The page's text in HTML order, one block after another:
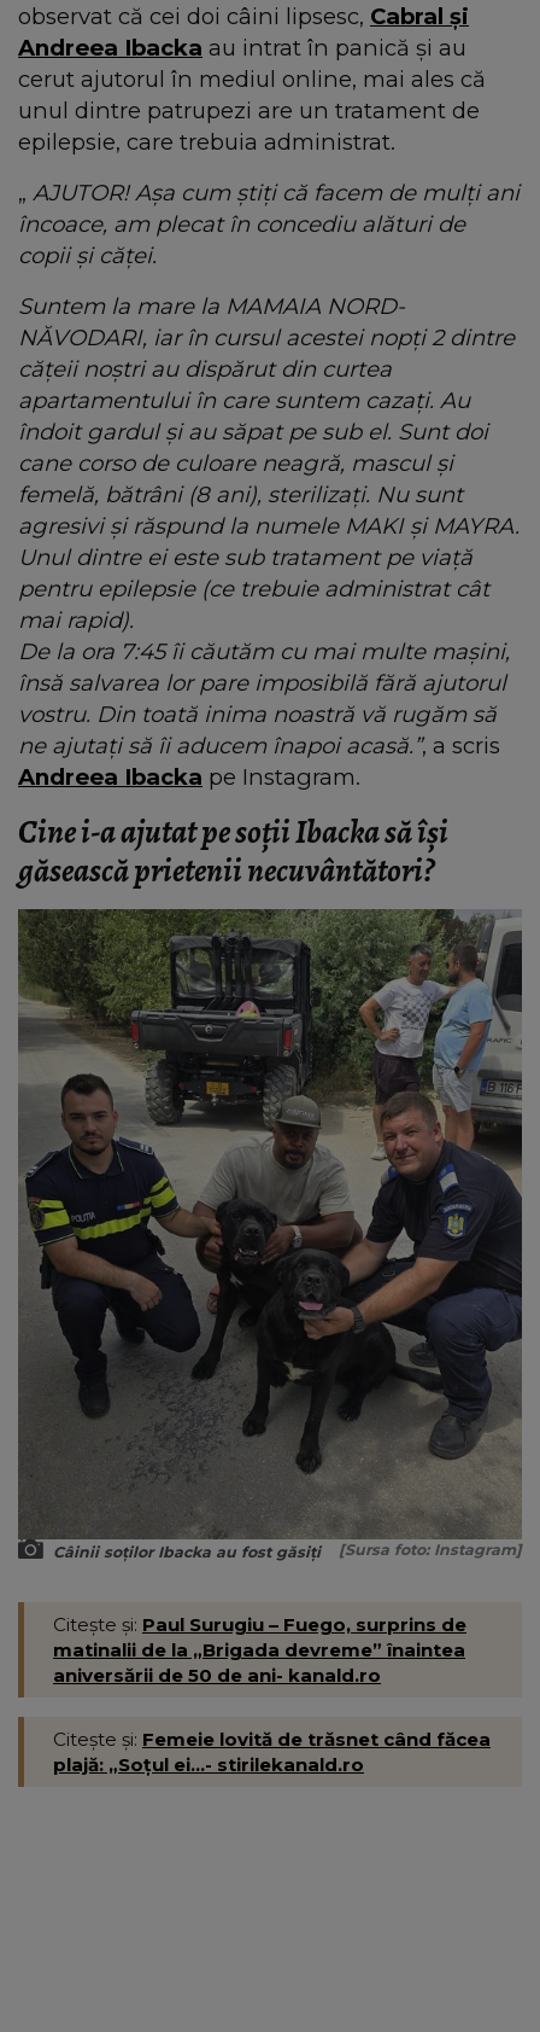
observat că cei doi câini lipsesc, Cabral și
Andreea Ibacka au intrat în panică și au
cerut ajutorul în mediul online, mai ales că
unul dintre patrupezi are un tratament de
epilepsie, care trebuia administrat.
„ AJUTOR! Așa cum știți că facem de mulți ani
încoace, am plecat în concediu alături de
copii și căței.
Suntem la mare la MAMAIA NORD-
NĂVODARI, iar în cursul acestei nopți 2 dintre
cățeii noștri au dispărut din curtea
apartamentului în care suntem cazați. Au
îndoit gardul și au săpat pe sub el. Sunt doi
cane corso de culoare neagră, mascul și
femelă, bătrâni (8 ani), sterilizați. Nu sunt
agresivi și răspund la numele MAKI și MAYRA.
Unul dintre ei este sub tratament pe viață
pentru epilepsie (ce trebuie administrat cât
mai rapid).
De la ora 7:45 îi căutăm cu mai multe mașini,
însă salvarea lor pare imposibilă fără ajutorul
vostru. Din toată inima noastră vă rugăm să
ne ajutați să îi aducem înapoi acasă.”, a scris
Andreea Ibacka pe Instagram.
Cine i-a ajutat pe soții Ibacka să își
găsească prietenii necuvântători?
Câinii soților Ibacka au fost găsiți [Sursa foto: Instagram]
Citește și: Paul Surugiu – Fuego, surprins de
matinalii de la „Brigada devreme” înaintea
aniversării de 50 de ani- kanald.ro
Citește și: Femeie lovită de trăsnet când făcea
plajă: „Soțul ei...- stirilekanald.ro